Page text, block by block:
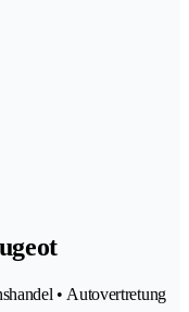
• Autovertretung